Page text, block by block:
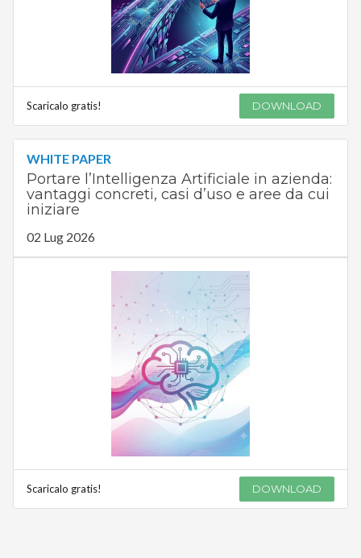
Scaricalo gratis! DOWNLOAD
WHITE PAPER
Portare l’Intelligenza Artificiale in azienda:
vantaggi concreti, casi d’uso e aree da cui
iniziare
02 Lug 2026
Scaricalo gratis! DOWNLOAD